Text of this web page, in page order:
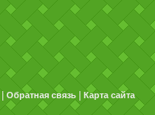
Обратная связь Карта сайта